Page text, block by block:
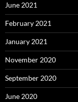
June 2021
February 2021
January 2021
November 2020
September 2020
June 2020